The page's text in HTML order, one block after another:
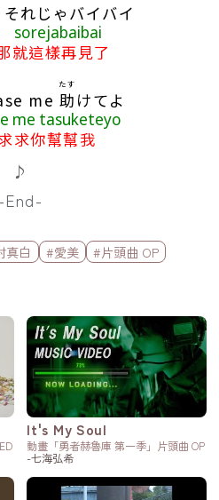
れじゃバイバイ
sorejabaibai
這樣再見了
me 助
たす
けてよ
me tasuketeyo
求你幫幫我
♪
-End-
真白 #愛美 #片頭曲 OP
It's My Soul
動畫「勇者赫魯庫 第一季」片頭曲 OP
-七海弘希